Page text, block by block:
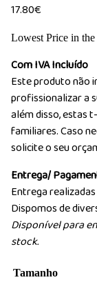
17.80€
Lowest Price in the
Com IVA Incluído
Este produto não
profissionalizar a
além disso, estas
familiares. Caso
solicite o seu
Entrega/
Entrega
Dispomos de
Disponível para
stock.
Tamanho